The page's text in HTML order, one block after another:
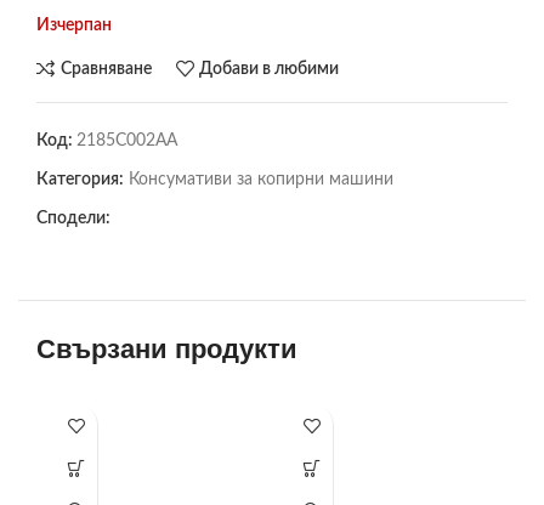
Изчерпан
Сравняване Добави в любими
Код: 2185C002AA
Категория: Консумативи за копирни машини
Сподели:
Свързани продукти